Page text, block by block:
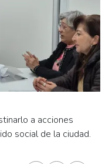
a acciones
social de la ciudad.